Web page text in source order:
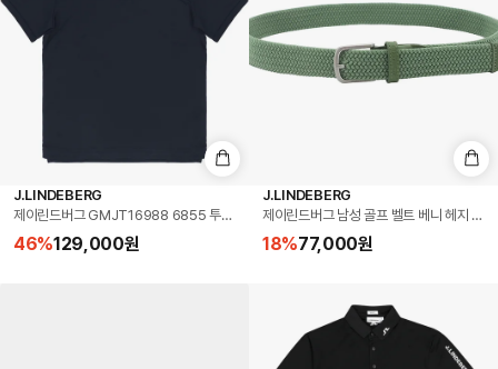
J.LINDEBERG
제이린드버그 GMJT16988 6855 투어 테크 폴로 골프 남성 반팔티
46%129,000원
J.LINDEBERG
제이린드버그 남성 골프 벨트 베니 헤지
18%77,000원